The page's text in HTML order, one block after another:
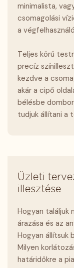
minimalista,
csomagolási
a
Teljes körű
precíz
kezdve a
akár a cipő
bélésbe
tudjuk állítani a
Üzleti
illesztése
Hogyan találjuk
árazása és az
Hogyan állítsuk
Milyen
határidőkre a